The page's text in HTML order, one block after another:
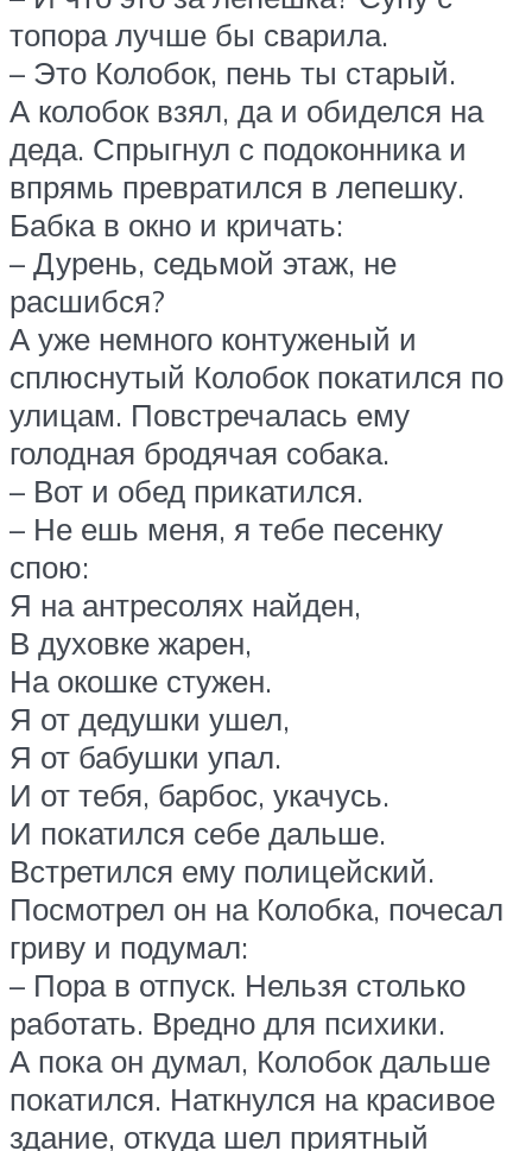
топора лучше бы сварила.
– Это Колобок, пень ты старый.
А колобок взял, да и обиделся на
деда. Спрыгнул с подоконника и
впрямь превратился в лепешку.
Бабка в окно и кричать:
– Дурень, седьмой этаж, не
расшибся?
А уже немного контуженый и
сплюснутый Колобок покатился по
улицам. Повстречалась ему
голодная бродячая собака.
– Вот и обед прикатился.
– Не ешь меня, я тебе песенку
спою:
Я на антресолях найден,
В духовке жарен,
На окошке стужен.
Я от дедушки ушел,
Я от бабушки упал.
И от тебя, барбос, укачусь.
И покатился себе дальше.
Встретился ему полицейский.
Посмотрел он на Колобка, почесал
гриву и подумал:
– Пора в отпуск. Нельзя столько
работать. Вредно для психики.
А пока он думал, Колобок дальше
покатился. Наткнулся на красивое
здание, откуда шел приятный